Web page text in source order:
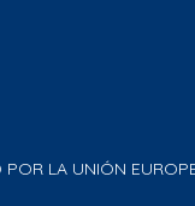
POR LA UNIÓN